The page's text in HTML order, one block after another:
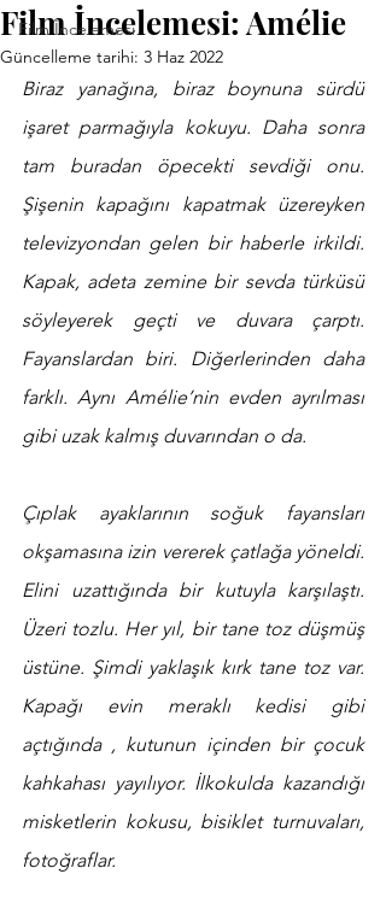
Film İncelemesi
Film İncelemesi: Amélie
Güncelleme tarihi: 3 Haz 2022
Biraz yanağına, biraz boynuna sürdü
işaret parmağıyla kokuyu. Daha sonra
tam buradan öpecekti sevdiği onu.
Şişenin kapağını kapatmak üzereyken
televizyondan gelen bir haberle irkildi.
Kapak, adeta zemine bir sevda türküsü
söyleyerek geçti ve duvara çarptı.
Fayanslardan biri. Diğerlerinden daha
farklı. Aynı Amélie’nin evden ayrılması
gibi uzak kalmış duvarından o da.
Çıplak ayaklarının soğuk fayansları
okşamasına izin vererek çatlağa yöneldi.
Elini uzattığında bir kutuyla karşılaştı.
Üzeri tozlu. Her yıl, bir tane toz düşmüş
üstüne. Şimdi yaklaşık kırk tane toz var.
Kapağı evin meraklı kedisi gibi
açtığında , kutunun içinden bir çocuk
kahkahası yayılıyor. İlkokulda kazandığı
misketlerin kokusu, bisiklet turnuvaları,
fotoğraflar.